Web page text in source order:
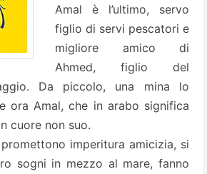
Amal è l’ultimo, servo
figlio di servi pescatori e
migliore amico di
Ahmed, figlio del
Da piccolo, una mina lo
ora Amal, che in arabo significa
cuore non suo.
imperitura amicizia, si
sogni in mezzo al mare, fanno